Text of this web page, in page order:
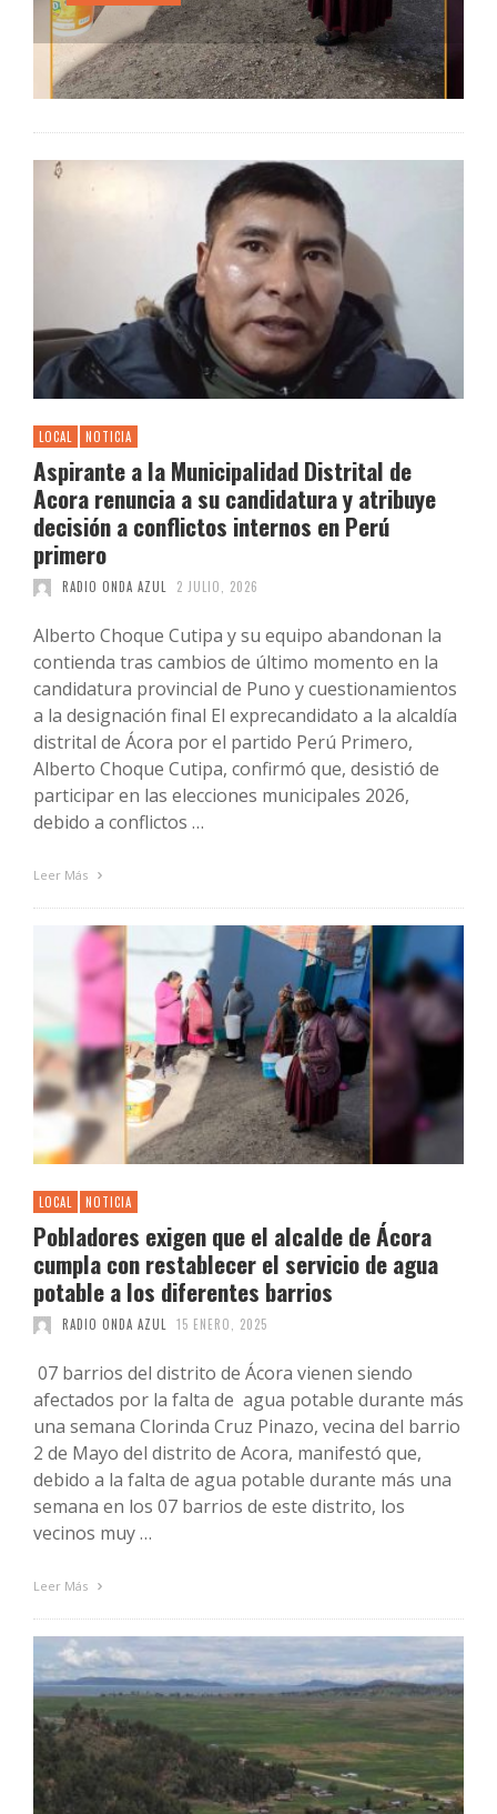
LOCAL NOTICIA
Aspirante a la Municipalidad Distrital de
Acora renuncia a su candidatura y atribuye
decisión a conflictos internos en Perú
primero
RADIO ONDA AZUL 2 JULIO, 2026
Alberto Choque Cutipa y su equipo abandonan la
contienda tras cambios de último momento en la
candidatura provincial de Puno y cuestionamientos
a la designación final El exprecandidato a la alcaldía
distrital de Ácora por el partido Perú Primero,
Alberto Choque Cutipa, confirmó que, desistió de
participar en las elecciones municipales 2026,
debido a conflictos …
Leer Más
LOCAL NOTICIA
Pobladores exigen que el alcalde de Ácora
cumpla con restablecer el servicio de agua
potable a los diferentes barrios
RADIO ONDA AZUL 15 ENERO, 2025
07 barrios del distrito de Ácora vienen siendo
afectados por la falta de agua potable durante más
una semana Clorinda Cruz Pinazo, vecina del barrio
2 de Mayo del distrito de Acora, manifestó que,
debido a la falta de agua potable durante más una
semana en los 07 barrios de este distrito, los
vecinos muy …
Leer Más